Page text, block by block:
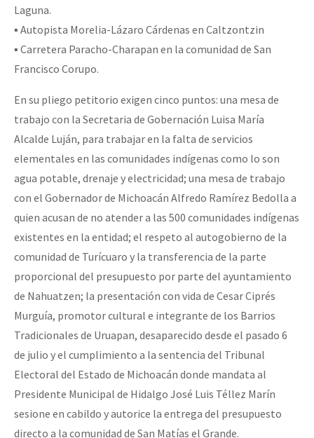
Laguna.
▪️ Autopista Morelia-Lázaro Cárdenas en Caltzontzin
▪️ Carretera Paracho-Charapan en la comunidad de San
Francisco Corupo.
En su pliego petitorio exigen cinco puntos: una mesa de
trabajo con la Secretaria de Gobernación Luisa María
Alcalde Luján, para trabajar en la falta de servicios
elementales en las comunidades indígenas como lo son
agua potable, drenaje y electricidad; una mesa de trabajo
con el Gobernador de Michoacán Alfredo Ramírez Bedolla a
quien acusan de no atender a las 500 comunidades indígenas
existentes en la entidad; el respeto al autogobierno de la
comunidad de Turícuaro y la transferencia de la parte
proporcional del presupuesto por parte del ayuntamiento
de Nahuatzen; la presentación con vida de Cesar Ciprés
Murguía, promotor cultural e integrante de los Barrios
Tradicionales de Uruapan, desaparecido desde el pasado 6
de julio y el cumplimiento a la sentencia del Tribunal
Electoral del Estado de Michoacán donde mandata al
Presidente Municipal de Hidalgo José Luis Téllez Marín
sesione en cabildo y autorice la entrega del presupuesto
directo a la comunidad de San Matías el Grande.